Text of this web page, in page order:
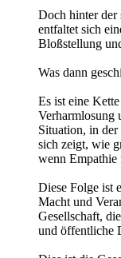
Doch hinter der
entfaltet sich
Bloßstellung
Was dann
Es ist eine
Verharmlosung
Situation, in
sich zeigt, wie
wenn Empathie
Diese Folge ist
Macht und
Gesellschaft,
und öffentliche